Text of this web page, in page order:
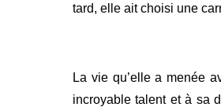
tard, elle ait choisi une
La vie qu’elle a menée
incroyable talent et à sa